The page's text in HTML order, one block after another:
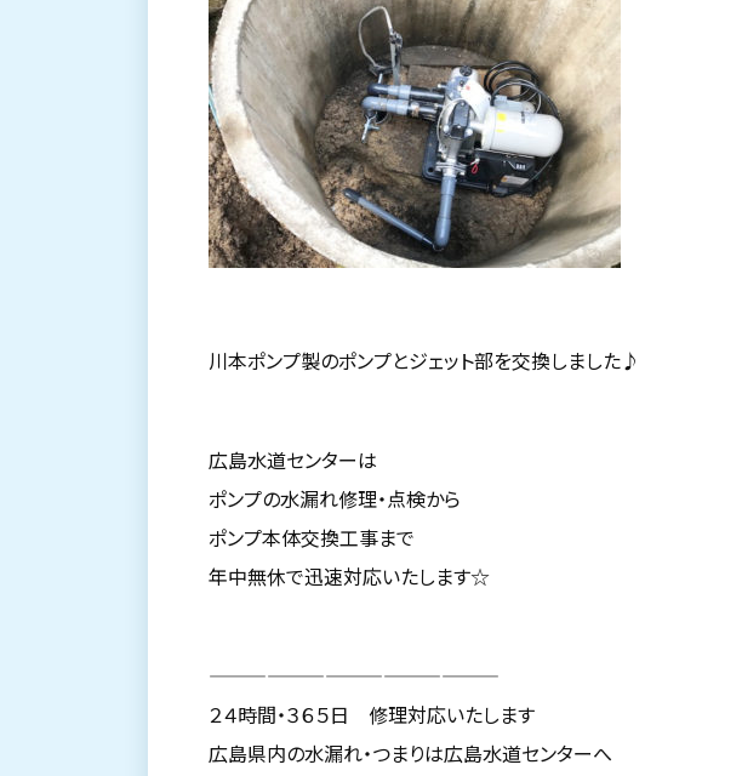
川本ポンプ製のポンプとジェット部を交換しました♪
広島水道センターは
ポンプの水漏れ修理・点検から
ポンプ本体交換工事まで
年中無休で迅速対応いたします☆
———————————————
２４時間・３６５日 修理対応いたします
広島県内の水漏れ・つまりは広島水道センターへ